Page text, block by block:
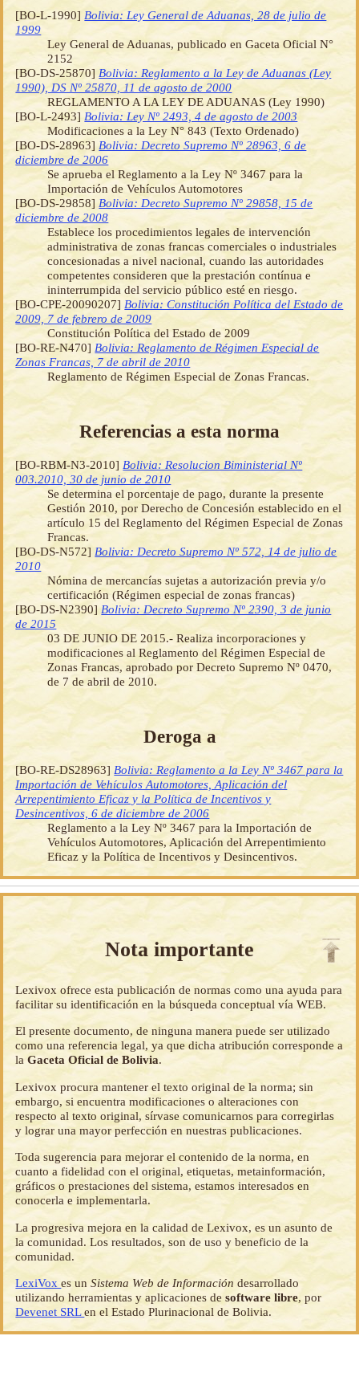
[BO-L-1990] Bolivia: Ley General de Aduanas, 28 de julio de
1999
Ley General de Aduanas, publicado en Gaceta Oficial N°
2152
[BO-DS-25870] Bolivia: Reglamento a la Ley de Aduanas (Ley
1990), DS Nº 25870, 11 de agosto de 2000
REGLAMENTO A LA LEY DE ADUANAS (Ley 1990)
[BO-L-2493] Bolivia: Ley Nº 2493, 4 de agosto de 2003
Modificaciones a la Ley N° 843 (Texto Ordenado)
[BO-DS-28963]Bolivia: Decreto Supremo Nº 28963, 6 de
diciembre de 2006
Se aprueba el Reglamento a la Ley Nº 3467 para la
Importación de Vehículos Automotores
[BO-DS-29858] Bolivia: Decreto Supremo Nº 29858, 15 de
diciembre de 2008
Establece los procedimientos legales de intervención
administrativa de zonas francas comerciales o industriales
concesionadas a nivel nacional, cuando las autoridades
competentes consideren que la prestación contínua e
ininterrumpida del servicio público esté en riesgo.
[BO-CPE-20090207] Bolivia: Constitución Política del Estado de
2009, 7 de febrero de 2009
Constitución Política del Estado de 2009
[BO-RE-N470] Bolivia: Reglamento de Régimen Especial de
Zonas Francas, 7 de abril de 2010
Reglamento de Régimen Especial de Zonas Francas.
Referencias a esta norma
[BO-RBM-N3-2010] Bolivia: Resolucion Biministerial Nº
003.2010, 30 de junio de 2010
Se determina el porcentaje de pago, durante la presente
Gestión 2010, por Derecho de Concesión establecido en el
artículo 15 del Reglamento del Régimen Especial de Zonas
Francas.
[BO-DS-N572] Bolivia: Decreto Supremo Nº 572, 14 de julio de
2010
Nómina de mercancías sujetas a autorización previa y/o
certificación (Régimen especial de zonas francas)
[BO-DS-N2390]Bolivia: Decreto Supremo Nº 2390, 3 de junio
de 2015
03 DE JUNIO DE 2015.- Realiza incorporaciones y
modificaciones al Reglamento del Régimen Especial de
Zonas Francas, aprobado por Decreto Supremo Nº 0470,
de 7 de abril de 2010.
Deroga a
[BO-RE-DS28963] Bolivia: Reglamento a la Ley Nº 3467 para la
Importación de Vehículos Automotores, Aplicación del
Arrepentimiento Eficaz y la Política de Incentivos y
Desincentivos, 6 de diciembre de 2006
Reglamento a la Ley Nº 3467 para la Importación de
Vehículos Automotores, Aplicación del Arrepentimiento
Eficaz y la Política de Incentivos y Desincentivos.
Nota importante
Lexivox ofrece esta publicación de normas como una ayuda para
facilitar su identificación en la búsqueda conceptual vía WEB.
El presente documento, de ninguna manera puede ser utilizado
como una referencia legal, ya que dicha atribución corresponde a
laGaceta Oficial de Bolivia.
Lexivox procura mantener el texto original de la norma; sin
embargo, si encuentra modificaciones o alteraciones con
respecto al texto original, sírvase comunicarnos para corregirlas
y lograr una mayor perfección en nuestras publicaciones.
Toda sugerencia para mejorar el contenido de la norma, en
cuanto a fidelidad con el original, etiquetas, metainformación,
gráficos o prestaciones del sistema, estamos interesados en
conocerla e implementarla.
La progresiva mejora en la calidad de Lexivox, es un asunto de
la comunidad. Los resultados, son de uso y beneficio de la
comunidad.
LexiVoxes unSistema Web de Información desarrollado
utilizando herramientas y aplicaciones desoftware libre, por
Devenet SRLen el Estado Plurinacional de Bolivia.